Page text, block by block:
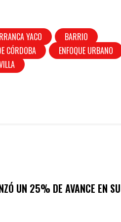
YACO
BARRIO
CÓRDOBA
ENFOQUE URBANO
UN 25% DE AVANCE EN